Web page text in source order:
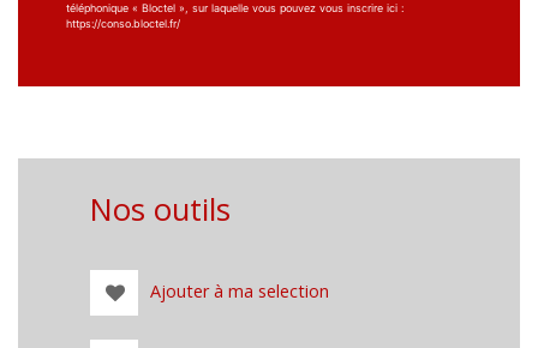
téléphonique « Bloctel », sur laquelle vous pouvez vous inscrire ici :
https://conso.bloctel.fr/
Nos outils
Ajouter à ma selection